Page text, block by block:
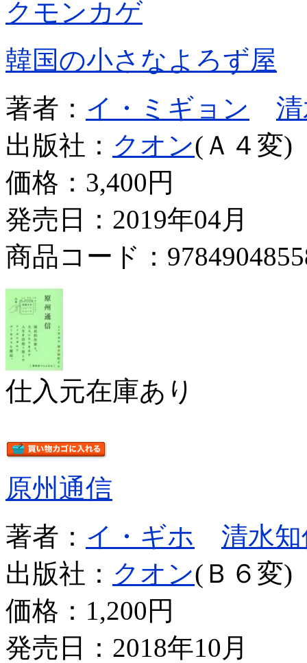
クモンカゲ
韓国の小さなよろず屋
著者： イ・ミギョン
出版社： クオン(Ａ４変)
価格： 3,400円
発売日：2019年04月
商品コード：
仕入元在庫あり
原州通信
著者： イ・ギホ
清水
出版社： クオン(Ｂ６変)
価格： 1,200円
発売日：2018年10月